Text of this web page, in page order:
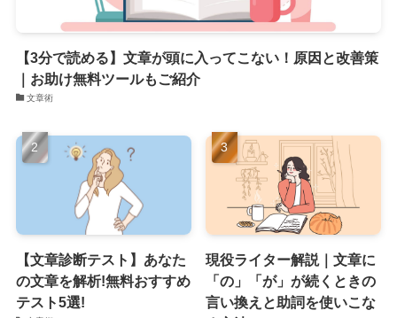
【3分で読める】文章が頭に入ってこない！原因と改善策
｜お助け無料ツールもご紹介
文章術
【文章診断テスト】あなた
の文章を解析!無料おすすめ
テスト5選!
現役ライター解説｜文章に
「の」「が」が続くときの
言い換えと助詞を使いこな